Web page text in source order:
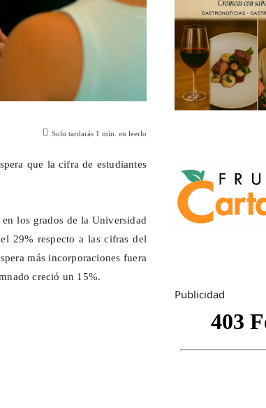
Solo tardarás 1 min. en leerlo
que la cifra de estudiantes
los grados de la Universidad
29% respecto a las cifras del
más incorporaciones fuera
creció un 15%.
Publicidad